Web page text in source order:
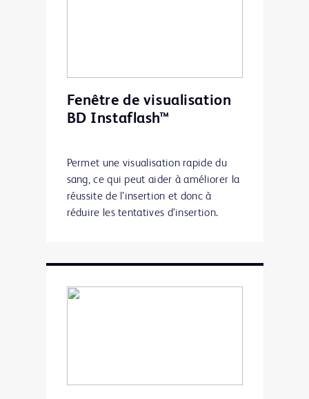
Fenêtre de visualisation
BD Instaflash™
Permet une visualisation rapide du
sang, ce qui peut aider à améliorer la
réussite de l’insertion et donc à
réduire les tentatives d’insertion.